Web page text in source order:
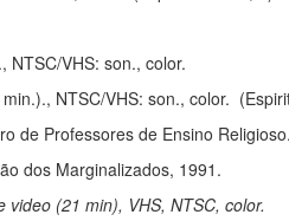
NTSC/VHS: son., color.
NTSC/VHS: son., color.
de Professores de Ensino
dos Marginalizados, 1991.
video (21 min), VHS, NTSC, color.